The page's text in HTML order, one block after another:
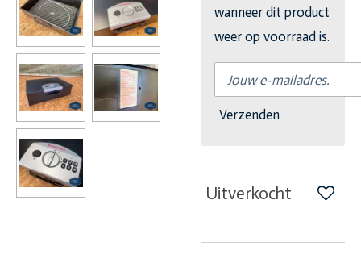
wanneer dit product
weer op voorraad is.
Verzenden
Uitverkocht